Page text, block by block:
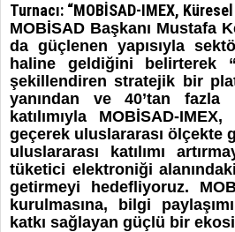
Turnacı: “MOBİSAD-IMEX,
MOBİSAD Başkanı Mustafa
da güçlenen yapısıyla
haline geldiğini belirterek
şekillendiren stratejik bir
yanından ve 40’tan
katılımıyla MOBİSAD-
geçerek uluslararası ölçekte
uluslararası katılımı
tüketici elektroniği
getirmeyi hedefliyoruz.
kurulmasına, bilgi
katkı sağlayan güçlü bir